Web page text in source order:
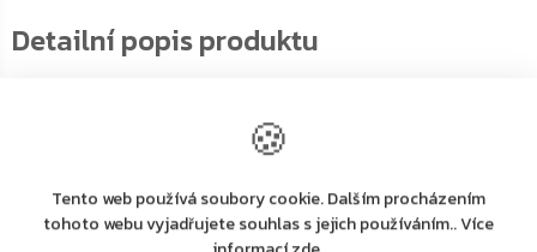
🍪
Tento web používá soubory cookie. Dalším procházením
tohoto webu vyjadřujete souhlas s jejich používáním.. Více
Detailní popis produktu
Horní dveřní zavírač ASSA ABLOY DC300 v černé barvě
Dveřní zavírač s hřebenovou technologií certifikován s
které nejsou součástí balení
Nastavitelný rozsah síly zavírání 3-6 s lomeným ramínkem